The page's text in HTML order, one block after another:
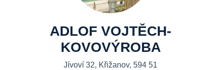
ADLOF VOJTĚCH-
KOVOVÝROBA
Jívoví 32, Křižanov, 594 51